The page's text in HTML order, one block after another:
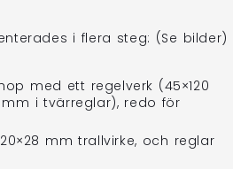
i flera steg: (Se bilder)
med ett regelverk (45×120
i tvärreglar), redo för
mm trallvirke, och reglar